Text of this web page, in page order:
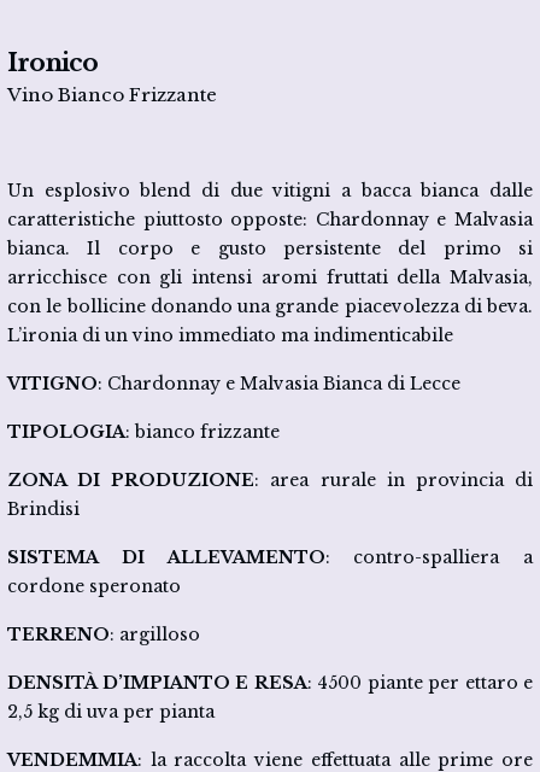
Ironico
Vino Bianco Frizzante
Un esplosivo blend di due vitigni a bacca bianca dalle
caratteristiche piuttosto opposte: Chardonnay e Malvasia
bianca. Il corpo e gusto persistente del primo si
arricchisce con gli intensi aromi fruttati della Malvasia,
con le bollicine donando una grande piacevolezza di beva.
L’ironia di un vino immediato ma indimenticabile
VITIGNO: Chardonnay e Malvasia Bianca di Lecce
TIPOLOGIA: bianco frizzante
ZONA DI PRODUZIONE: area rurale in provincia di
Brindisi
SISTEMA DI ALLEVAMENTO: contro-spalliera a
cordone speronato
TERRENO: argilloso
DENSITÀ D’IMPIANTO E RESA: 4500 piante per ettaro e
2,5 kg di uva per pianta
VENDEMMIA: la raccolta viene effettuata alle prime ore